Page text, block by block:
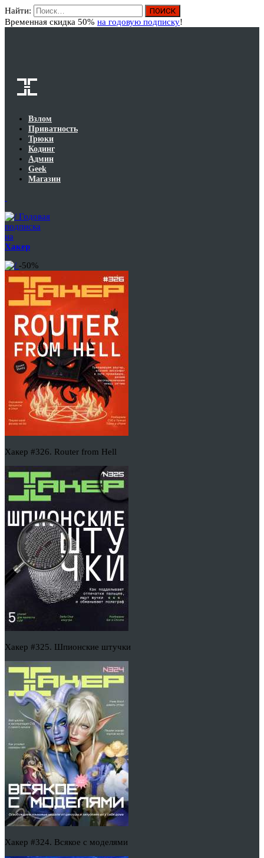
Найти:
Временная скидка 50% на годовую подписку!
Взлом
Приватность
Трюки
Кодинг
Админ
Geek
Магазин
Годовая
подписка
на
Хакер
-50%
Хакер #326. Router from Hell
Хакер #325. Шпионские штучки
Хакер #324. Всякое с моделями